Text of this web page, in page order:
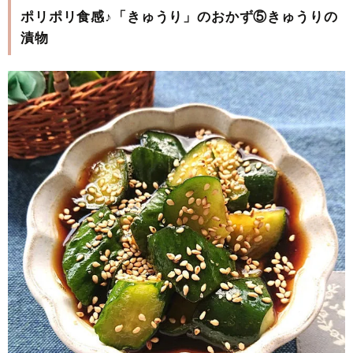
ポリポリ食感♪「きゅうり」のおかず⑤きゅうりの
漬物